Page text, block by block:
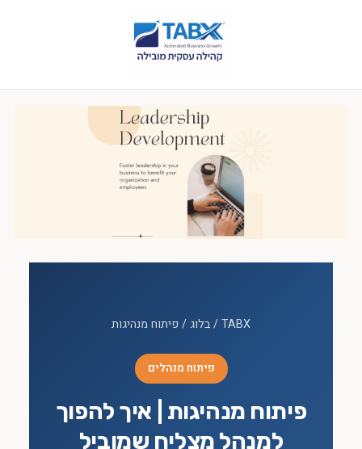
TABX
/בלוג/ פיתוח מנהיגות
פיתוח מנהלים
פיתוח מנהיגות | איך להפוך
למנהל מצליח שמוביל